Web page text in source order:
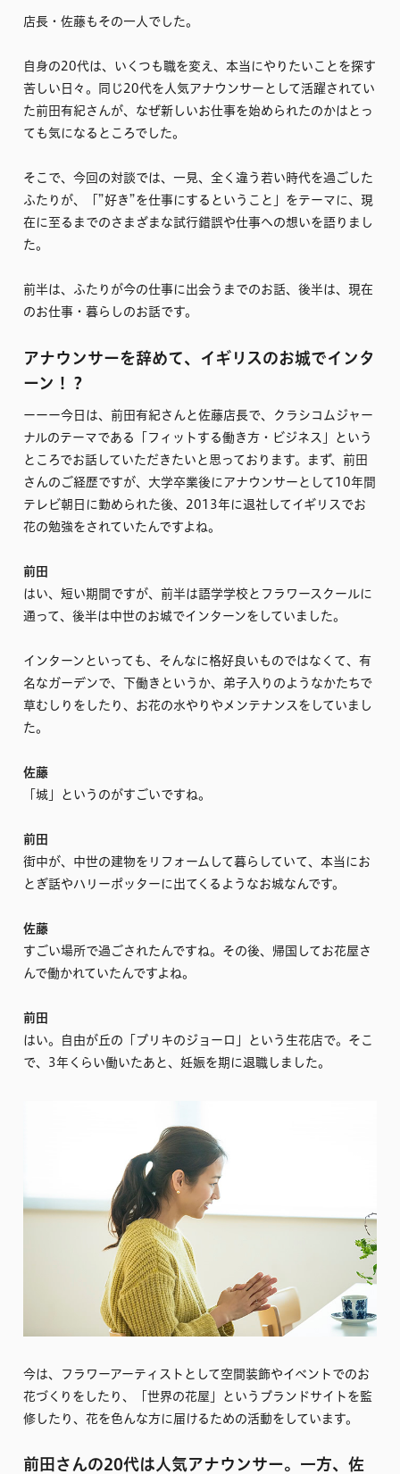
店長・佐藤もその一人でした。
自身の20代は、いくつも職を変え、本当にやりたいことを探す
苦しい日々。同じ20代を人気アナウンサーとして活躍されてい
た前田有紀さんが、なぜ新しいお仕事を始められたのかはとっ
ても気になるところでした。
そこで、今回の対談では、一見、全く違う若い時代を過ごした
ふたりが、「”好き”を仕事にするということ」をテーマに、現
在に至るまでのさまざまな試行錯誤や仕事への想いを語りまし
た。
前半は、ふたりが今の仕事に出会うまでのお話、後半は、現在
のお仕事・暮らしのお話です。
アナウンサーを辞めて、イギリスのお城でインタ
ーン！？
ーーー今日は、前田有紀さんと佐藤店長で、クラシコムジャー
ナルのテーマである「フィットする働き方・ビジネス」という
ところでお話していただきたいと思っております。まず、前田
さんのご経歴ですが、大学卒業後にアナウンサーとして10年間
テレビ朝日に勤められた後、2013年に退社してイギリスでお
花の勉強をされていたんですよね。
前田
はい、短い期間ですが、前半は語学学校とフラワースクールに
通って、後半は中世のお城でインターンをしていました。
インターンといっても、そんなに格好良いものではなくて、有
名なガーデンで、下働きというか、弟子入りのようなかたちで
草むしりをしたり、お花の水やりやメンテナンスをしていまし
た。
佐藤
「城」というのがすごいですね。
前田
街中が、中世の建物をリフォームして暮らしていて、本当にお
とぎ話やハリーポッターに出てくるようなお城なんです。
佐藤
すごい場所で過ごされたんですね。その後、帰国してお花屋さ
んで働かれていたんですよね。
前田
はい。自由が丘の「ブリキのジョーロ」という生花店で。そこ
で、3年くらい働いたあと、妊娠を期に退職しました。
今は、フラワーアーティストとして空間装飾やイベントでのお
花づくりをしたり、「世界の花屋」というブランドサイトを監
修したり、花を色んな方に届けるための活動をしています。
前田さんの20代は人気アナウンサー。一方、 佐